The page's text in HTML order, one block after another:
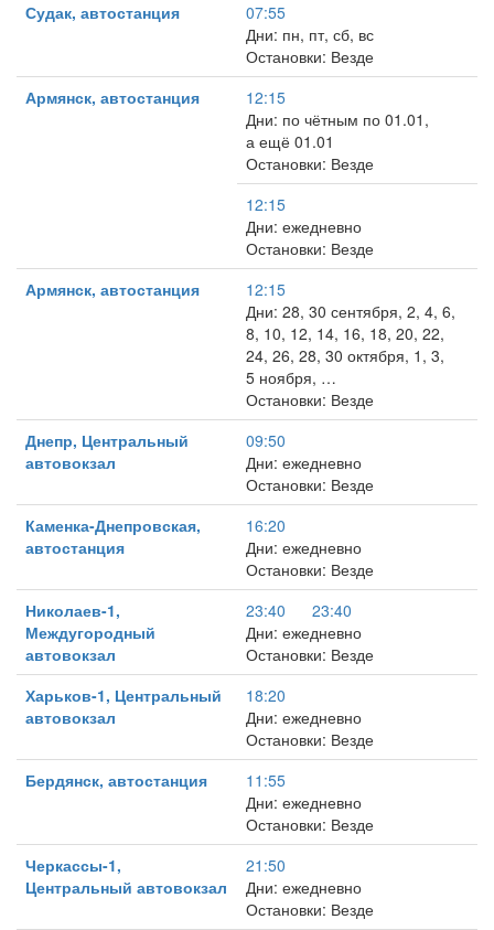
Судак, автостанция
07:55
Дни: пн, пт, сб, вс
Остановки: Везде
Армянск, автостанция
12:15
Дни: по чётным по 01.01,
а ещё 01.01
Остановки: Везде
12:15
Дни: ежедневно
Остановки: Везде
Армянск, автостанция
12:15
Дни: 28, 30 сентября, 2, 4, 6,
8, 10, 12, 14, 16, 18, 20, 22,
24, 26, 28, 30 октября, 1, 3,
5 ноября, …
Остановки: Везде
Днепр, Центральный
автовокзал
09:50
Дни: ежедневно
Остановки: Везде
Каменка-Днепровская,
автостанция
16:20
Дни: ежедневно
Остановки: Везде
Николаев-1,
Междугородный
автовокзал
23:40
23:40
Дни: ежедневно
Остановки: Везде
Харьков-1, Центральный
автовокзал
18:20
Дни: ежедневно
Остановки: Везде
Бердянск, автостанция
11:55
Дни: ежедневно
Остановки: Везде
Черкассы-1,
Центральный автовокзал
21:50
Дни: ежедневно
Остановки: Везде